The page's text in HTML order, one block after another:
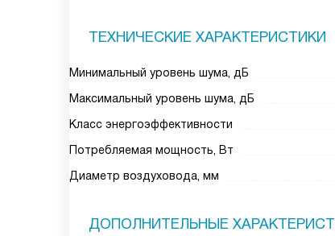
ТЕХНИЧЕСКИЕ ХАРАКТЕРИСТИКИ
Минимальный уровень шума, дБ
Максимальный уровень шума, дБ
Класс энергоэффективности
Потребляемая мощность, Вт
Диаметр воздуховода, мм
ДОПОЛНИТЕЛЬНЫЕ